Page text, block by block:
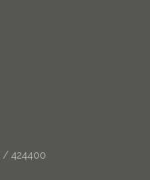
/ 424400